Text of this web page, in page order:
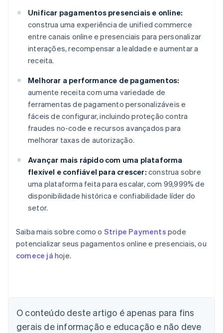
Unificar pagamentos presenciais e online:
construa uma experiência de unified commerce
entre canais online e presenciais para personalizar
interações, recompensar a lealdade e aumentar a
receita.
Melhorar a performance de pagamentos:
aumente receita com uma variedade de
ferramentas de pagamento personalizáveis e
fáceis de configurar, incluindo proteção contra
fraudes no-code e recursos avançados para
melhorar taxas de autorização.
Avançar mais rápido com uma plataforma
flexível e confiável para crescer: construa sobre
uma plataforma feita para escalar, com 99,999% de
disponibilidade histórica e confiabilidade líder do
setor.
Saiba mais sobre como o Stripe Payments pode
potencializar seus pagamentos online e presenciais, ou
comece já hoje.
O conteúdo deste artigo é apenas para fins
gerais de informação e educação e não deve
Deutsch English
Austrália